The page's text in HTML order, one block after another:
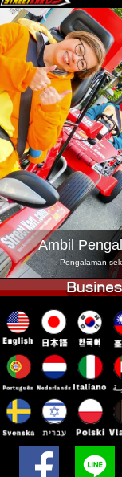
Tentang
Akses
Syarikat
Tokyo
Tokyo
Tokyo Shibuya
Tokyo
Okinawa
Ambil
Pengalaman